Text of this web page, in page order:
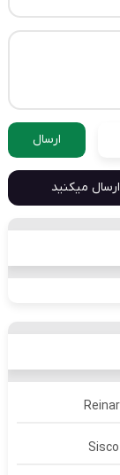
ارسال
میکنید
Sisco